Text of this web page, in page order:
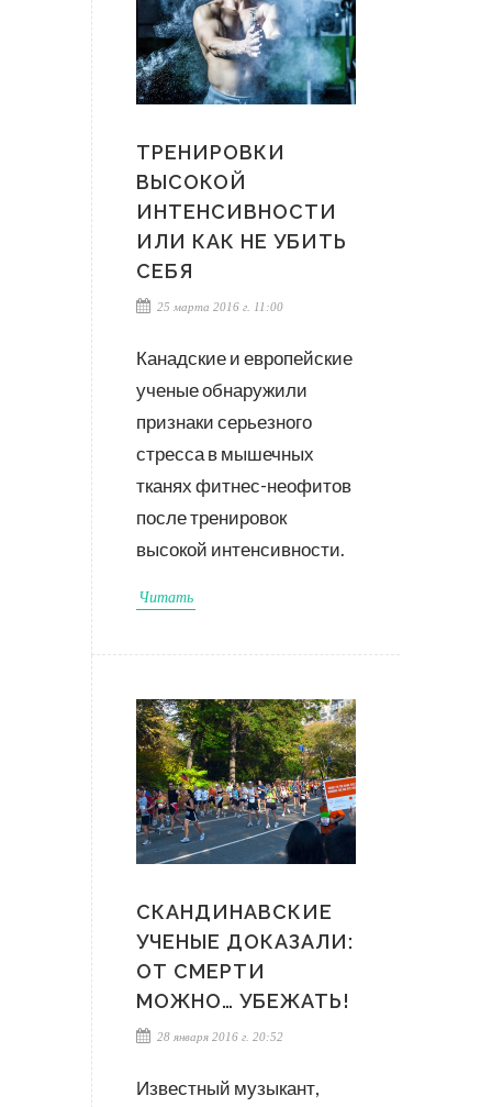
ТРЕНИРОВКИ
ВЫСОКОЙ
ИНТЕНСИВНОСТИ
ИЛИ КАК НЕ УБИТЬ
СЕБЯ
25 марта 2016 г. 11:00
Канадские и европейские
ученые обнаружили
признаки серьезного
стресса в мышечных
тканях фитнес-неофитов
после тренировок
высокой интенсивности.
Читать
СКАНДИНАВСКИЕ
УЧЕНЫЕ ДОКАЗАЛИ:
ОТ СМЕРТИ
МОЖНО… УБЕЖАТЬ!
28 января 2016 г. 20:52
Известный музыкант,